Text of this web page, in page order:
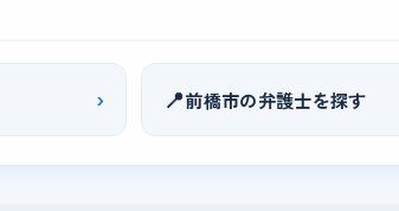
› 📍前橋市の弁護士を探す